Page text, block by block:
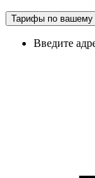
Тарифы по вашему
Введите